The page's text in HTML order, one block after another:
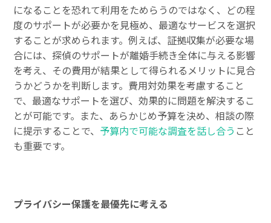
になることを恐れて利用をためらうのではなく、どの程
度のサポートが必要かを見極め、最適なサービスを選択
することが求められます。例えば、証拠収集が必要な場
合には、探偵のサポートが離婚手続き全体に与える影響
を考え、その費用が結果として得られるメリットに見合
うかどうかを判断します。費用対効果を考慮すること
で、最適なサポートを選び、効果的に問題を解決するこ
とが可能です。また、あらかじめ予算を決め、相談の際
に提示することで、 予算内で可能な調査を話し合う こと
も重要です。
プライバシー保護を最優先に考える